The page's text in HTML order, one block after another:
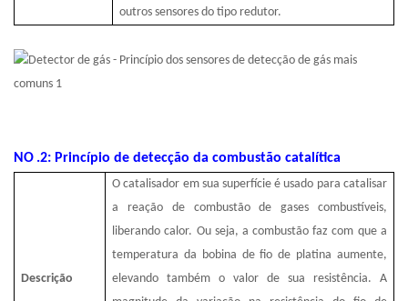
outros sensores do tipo redutor.
NO .2: Princípio de detecção da combustão catalítica
Descrição
O catalisador em sua superfície é usado para catalisar
a reação de combustão de gases combustíveis,
liberando calor. Ou seja, a combustão faz com que a
temperatura da bobina de fio de platina aumente,
elevando também o valor de sua resistência. A